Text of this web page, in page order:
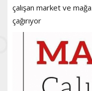
çalışan market ve
çağırıyor